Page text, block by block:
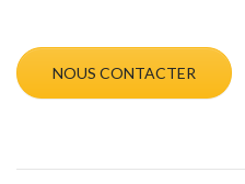
NOUS CONTACTER